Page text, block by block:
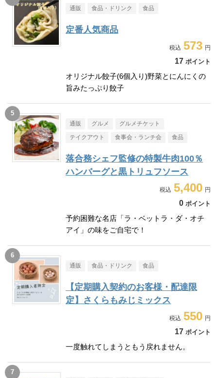
通販 食品・ドリンク 食品
定番人気商品
573
17 ポイント
オリジナル餃子(6個入り)野菜とにんにくの
旨みたっぷり餃子
通販 グルメ グルメチケット
テイクアウト 食事会・ランチ会 食品
落合務シェフ監修の特製牛肉100％
ハンバーグと黒トリュフソース
5,400
0 ポイント
予約困難な名店「ラ・ベットラ・ダ・オチ
アイ」の味をご自宅で！
通販 食品・ドリンク 食品
【定期購入契約のお客様・配達限
定】さくらもみじミックス
550
17 ポイント
一度触れてしまうともう戻れません。